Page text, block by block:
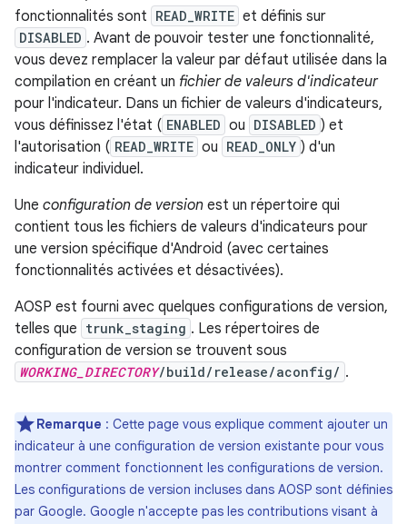
fonctionnalités sont READ_WRITE et définis sur
DISABLED . Avant de pouvoir tester une fonctionnalité,
vous devez remplacer la valeur par défaut utilisée dans la
compilation en créant un fichier de valeurs d'indicateur
pour l'indicateur. Dans un fichier de valeurs d'indicateurs,
vous définissez l'état ( ENABLED ou DISABLED ) et
l'autorisation ( READ_WRITE ou READ_ONLY ) d'un
indicateur individuel.
Une configuration de version est un répertoire qui
contient tous les fichiers de valeurs d'indicateurs pour
une version spécifique d'Android (avec certaines
fonctionnalités activées et désactivées).
AOSP est fourni avec quelques configurations de version,
telles que trunk_staging . Les répertoires de
configuration de version se trouvent sous
WORKING_DIRECTORY/build/release/aconfig/ .
Remarque : Cette page vous explique comment ajouter un
indicateur à une configuration de version existante pour vous
montrer comment fonctionnent les configurations de version.
Les configurations de version incluses dans AOSP sont définies
par Google. Google n'accepte pas les contributions visant à